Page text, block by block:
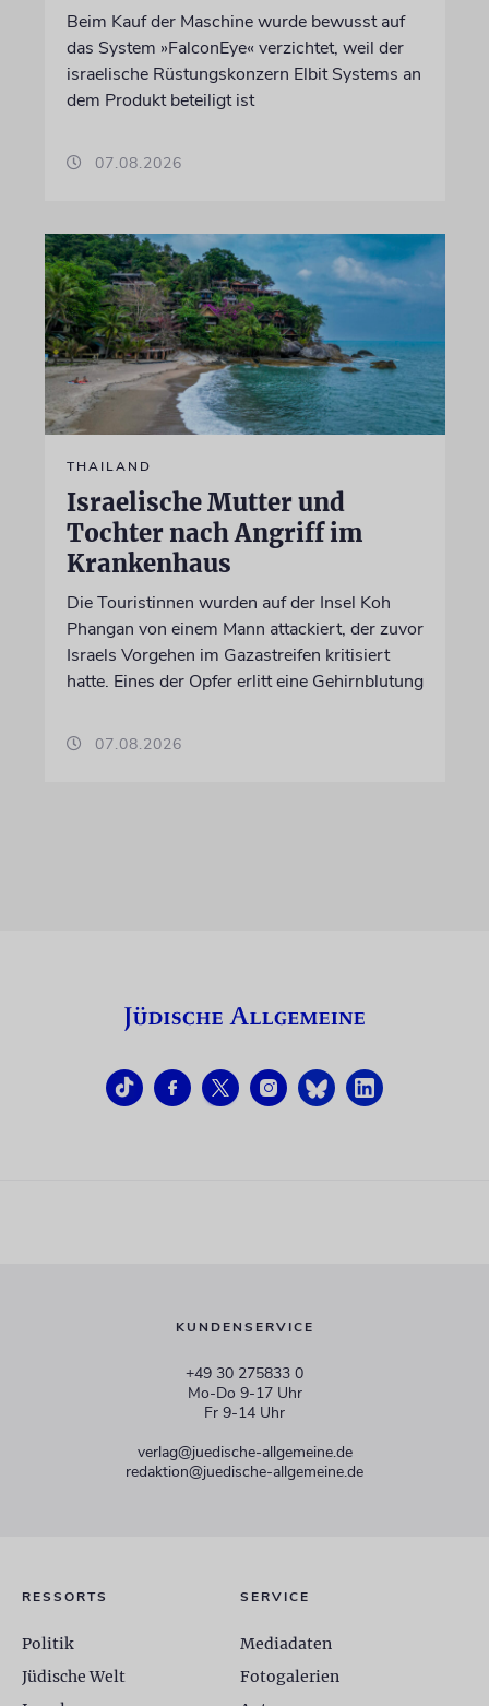
Beim Kauf der Maschine wurde bewusst auf
das System »FalconEye« verzichtet, weil der
israelische Rüstungskonzern Elbit Systems an
dem Produkt beteiligt ist
07.08.2026
THAILAND
Israelische Mutter und
Tochter nach Angriff im
Krankenhaus
Die Touristinnen wurden auf der Insel Koh
Phangan von einem Mann attackiert, der zuvor
Israels Vorgehen im Gazastreifen kritisiert
hatte. Eines der Opfer erlitt eine Gehirnblutung
07.08.2026
KUNDENSERVICE
+49 30 275833 0
Mo-Do 9-17 Uhr
Fr 9-14 Uhr
verlag@juedische-allgemeine.de
redaktion@juedische-allgemeine.de
RESSORTS
Politik
Jüdische Welt
SERVICE
Mediadaten
Fotogalerien